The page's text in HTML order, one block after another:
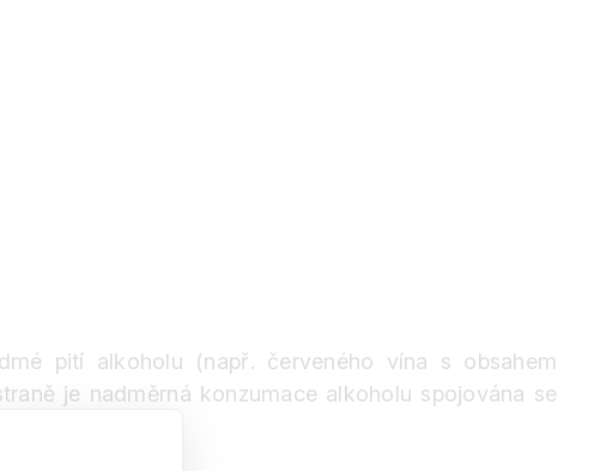
pití alkoholu (např. červeného vína s obsahem
je nadměrná konzumace alkoholu spojována se